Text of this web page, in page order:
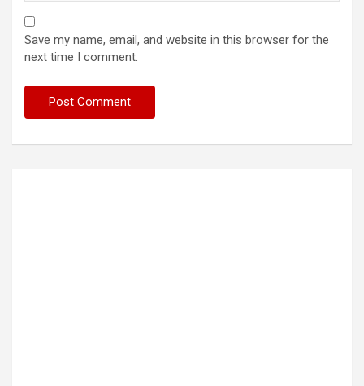
Save my name, email, and website in this browser for the
next time I comment.